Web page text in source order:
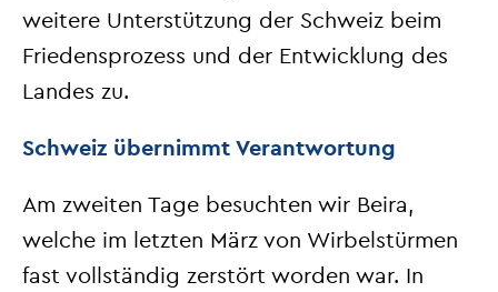
weitere Unterstützung der Schweiz beim
Friedensprozess und der Entwicklung des
Landes zu.
Schweiz übernimmt Verantwortung
Am zweiten Tage besuchten wir Beira,
welche im letzten März von Wirbelstürmen
fast vollständig zerstört worden war. In